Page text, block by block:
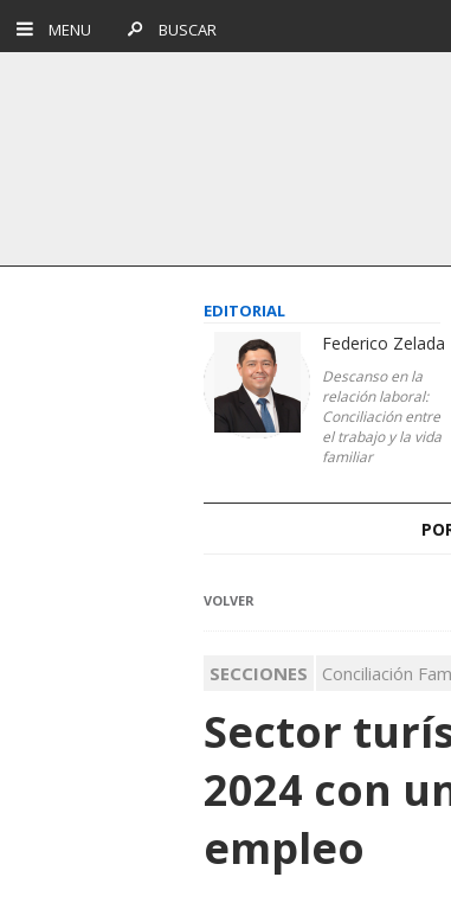
MENU BUSCAR
EDITORIAL
Federico Zelada
Descanso en la
relación laboral:
Conciliación entre
el trabajo y la vida
familiar
VOLVER
SECCIONES Conciliación
Sector
2024 con
empleo